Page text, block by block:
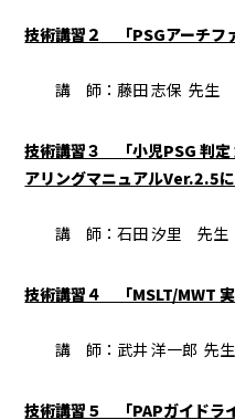
技術講習２ 「PSGアーチフ
講 師：藤田 志保 先生 藤
技術講習３ 「小児PSG 判定
アリングマニュアルVer.2.5
講 師：石田 汐里 先生
技術講習４ 「MSLT/MWT
講 師：武井 洋一郎 先生
技術講習５ 「PAPガイド